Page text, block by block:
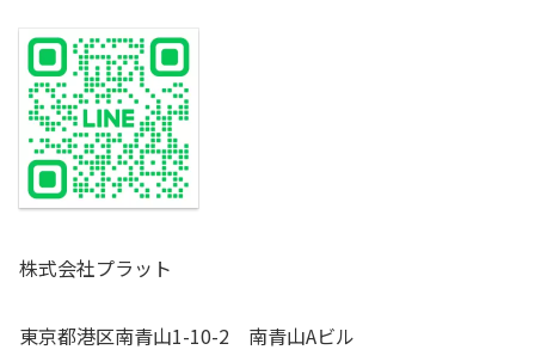
株式会社プラット
東京都港区南青山1-10-2 南青山Aビル